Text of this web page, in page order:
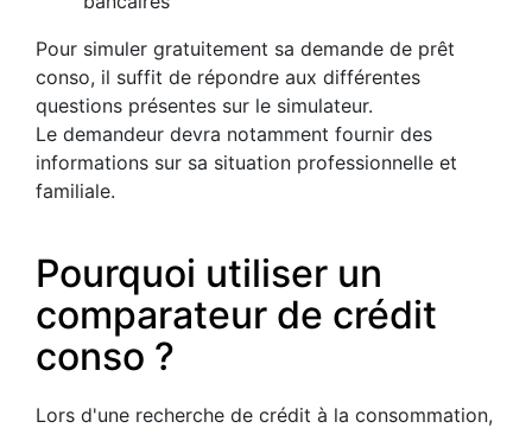
Pour simuler gratuitement sa demande de prêt
conso, il suffit de répondre aux différentes
questions présentes sur le simulateur.
Le demandeur devra notamment fournir des
informations sur sa situation professionnelle et
familiale.
Pourquoi utiliser un
comparateur de crédit
conso ?
Lors d'une recherche de crédit à la consommation,